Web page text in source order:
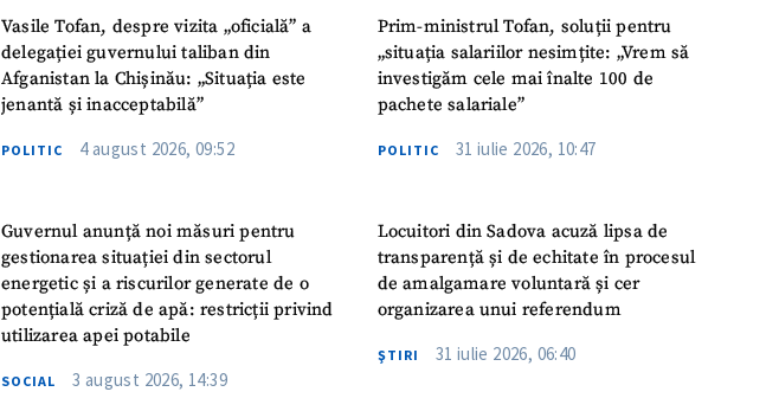
Vasile Tofan, despre vizita „oficială” a
delegației guvernului taliban din
Afganistan la Chișinău: „Situația este
jenantă și inacceptabilă”
POLITIC 4 august 2026, 09:52
Guvernul anunță noi măsuri pentru
gestionarea situației din sectorul
energetic și a riscurilor generate de o
potențială criză de apă: restricții privind
utilizarea apei potabile
SOCIAL 3 august 2026, 14:39
Prim-ministrul Tofan, soluții pentru
„situația salariilor nesimțite: „Vrem să
investigăm cele mai înalte 100 de
pachete salariale”
POLITIC 31 iulie 2026, 10:47
Locuitori din Sadova acuză lipsa de
transparență și de echitate în procesul
de amalgamare voluntară și cer
organizarea unui referendum
ŞTIRI 31 iulie 2026, 06:40